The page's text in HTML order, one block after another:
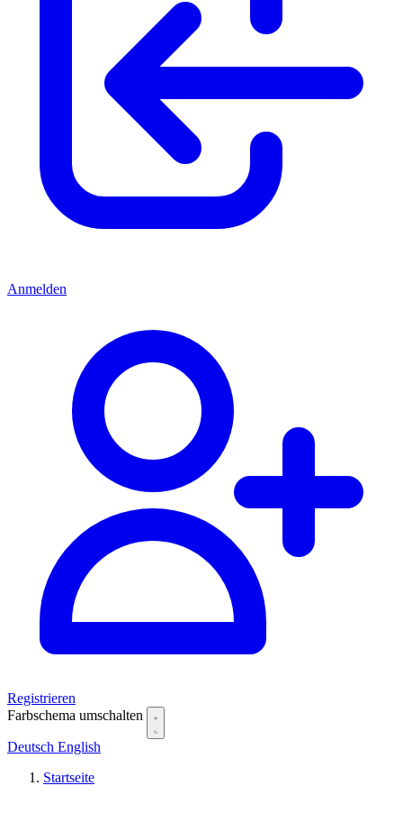
Anmelden
Registrieren
Farbschema umschalten
Deutsch English
Startseite